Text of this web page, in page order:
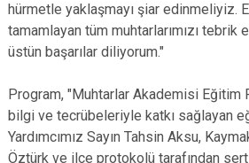
hürmetle yaklaşmayı şiar edinmeliyiz.
tamamlayan tüm muhtarlarımızı
üstün başarılar diliyorum."
Program, "Muhtarlar Akademisi Eğitim
bilgi ve tecrübeleriyle katkı sağlayan
Yardımcımız Sayın Tahsin Aksu,
Öztürk ve ilçe protokolü tarafından